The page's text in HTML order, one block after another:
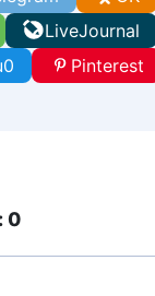
LiveJournal
0 Pinterest
0